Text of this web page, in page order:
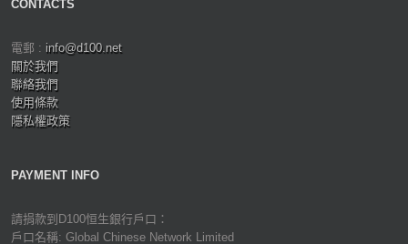
CONTACTS
電郵 : info@d100.net
關於我們
聯絡我們
使用條款
隱私權政策
PAYMENT INFO
請捐款到D100恒生銀行戶口：
戶口名稱: Global Chinese Network Limited